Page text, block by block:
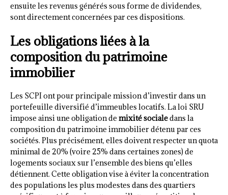
ensuite les revenus générés sous forme de dividendes,
sont directement concernées par ces dispositions.
Les obligations liées à la
composition du patrimoine
immobilier
Les SCPI ont pour principale mission d’investir dans un
portefeuille diversifié d’immeubles locatifs. La loi SRU
impose ainsi une obligation de mixité socialedans la
composition du patrimoine immobilier détenu par ces
sociétés. Plus précisément, elles doivent respecter un quota
minimal de 20% (voire 25% dans certaines zones) de
logements sociaux sur l’ensemble des biens qu’elles
détiennent. Cette obligation vise à éviter la concentration
des populations les plus modestes dans des quartiers